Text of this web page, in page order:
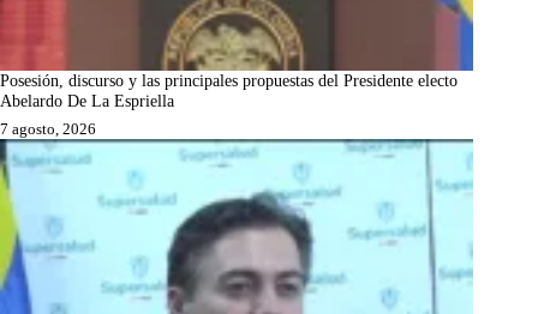
Posesión, discurso y las principales propuestas del Presidente electo
Abelardo De La Espriella
7 agosto, 2026